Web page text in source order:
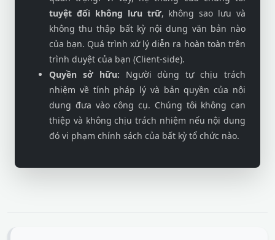
tuyệt đối không lưu trữ, không sao lưu và
không thu thập bất kỳ nội dung văn bản nào
của bạn. Quá trình xử lý diễn ra hoàn toàn trên
trình duyệt của bạn (Client-side).
Quyền sở hữu: Người dùng tự chịu trách
nhiệm về tính pháp lý và bản quyền của nội
dung đưa vào công cụ. Chúng tôi không can
thiệp và không chịu trách nhiệm nếu nội dung
đó vi phạm chính sách của bất kỳ tổ chức nào.